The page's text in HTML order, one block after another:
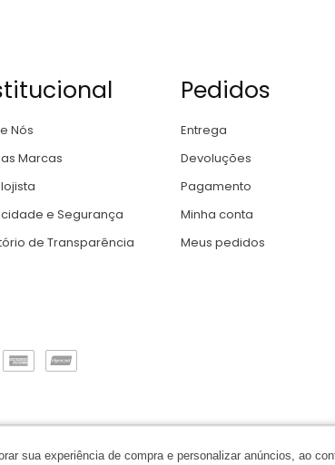
sua experiência de compra e personalizar anúncios, ao
Nós
Marcas
e Segurança
de Transparência
Pedidos
Entrega
Devoluções
Pagamento
Minha conta
Meus pedidos
07.807.234/0001-94 | Av. Emília Rech, 141, Braço